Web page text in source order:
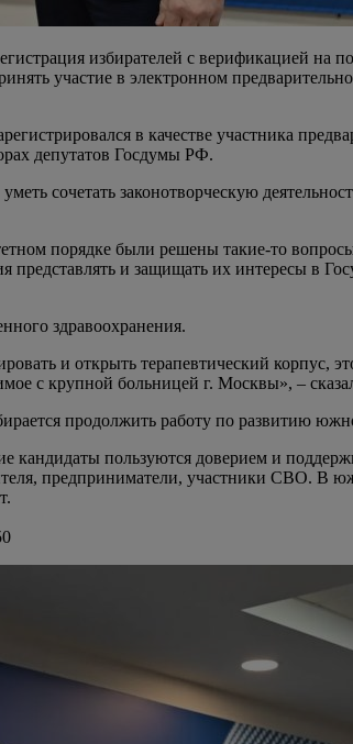
избирателей с верификацией на
участие в электронном
в качестве участника
депутатов Госдумы РФ.
сочетать законотворческую
порядке были решены такие-то
и защищать их интересы в
здравоохранения.
и открыть терапевтический
с крупной больницей г. Москвы», –
продолжить работу по развитию
кандидаты пользуются доверием и
предприниматели, участники СВО.